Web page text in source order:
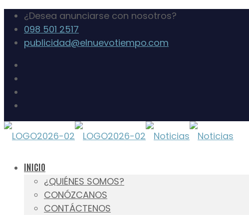
¿Desea anunciarse con nosotros?
098 501 2517
publicidad@elnuevotiempo.com
INICIO
¿QUIÉNES SOMOS?
CONÓZCANOS
CONTÁCTENOS